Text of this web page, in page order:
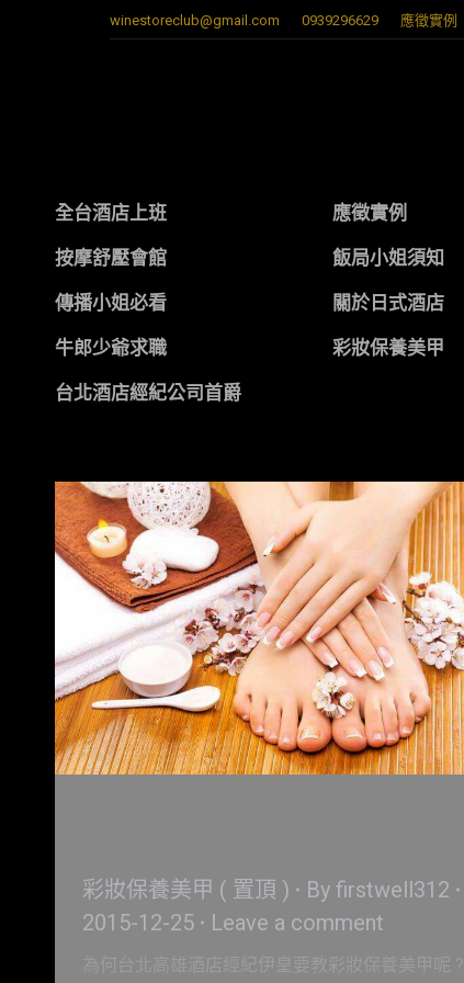
winestoreclub@gmail.com 0939296629 應徵實例
全台酒店上班 應徵實例
按摩舒壓會館 飯局小姐須知
傳播小姐必看 關於日式酒店
牛郎少爺求職 彩妝保養美甲
台北酒店經紀公司首爵
彩妝保養美甲 ( 置頂 ) By firstwell312
2015-12-25
Leave a comment
為何台北高雄酒店經紀伊皇要教彩妝保養美甲呢 ?